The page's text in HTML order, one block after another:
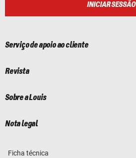
INICIAR SESSÃO
Serviço de apoio ao cliente
Revista
Sobre a Louis
Nota legal
Ficha técnica